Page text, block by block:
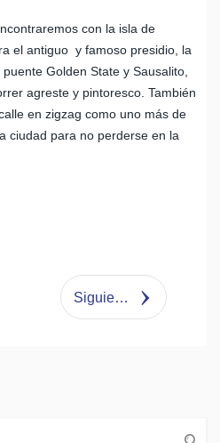
con la isla de
el antiguo y famoso presidio, la
Golden State y Sausalito,
agreste y pintoresco. También
en zigzag como uno más de
ciudad para no perderse en la
Siguiente